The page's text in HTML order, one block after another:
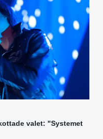
valet: "Systemet